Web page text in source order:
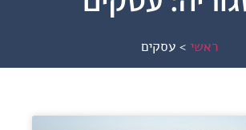
ראשי > עסקים